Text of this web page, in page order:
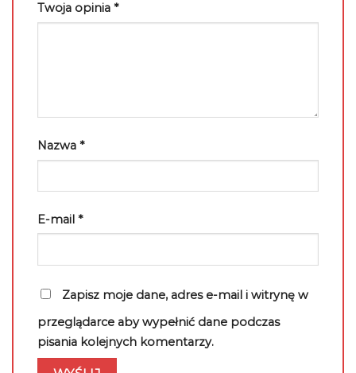
Twoja opinia *
Nazwa *
E-mail *
Zapisz moje dane, adres e-mail i witrynę w
przeglądarce aby wypełnić dane podczas
pisania kolejnych komentarzy.